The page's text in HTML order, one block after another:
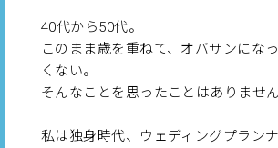
40代から50代。
このまま歳を重ねて、オバサンにな
くない。
そんなことを思ったことはありませ
私は独身時代、ウェディングプラン